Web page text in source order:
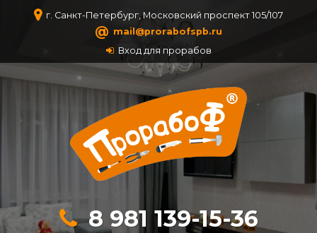
г. Санкт-Петербург, Московский проспект 105/107
@ mail@prorabofspb.ru
Вход для прорабов
8 981 139-15-36